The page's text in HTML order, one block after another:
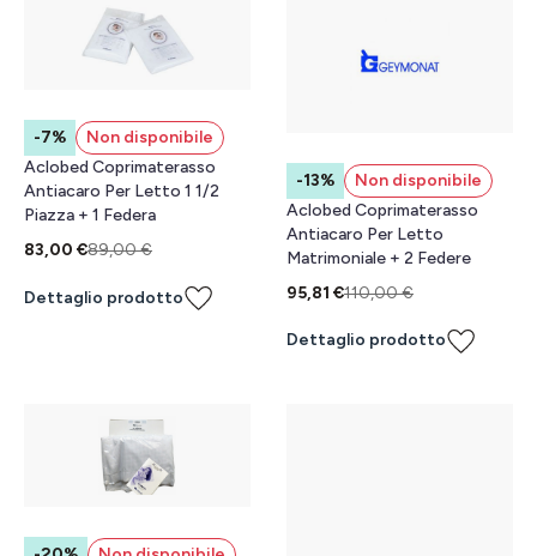
-7%
Non disponibile
Aclobed Coprimaterasso
Antiacaro Per Letto 1 1/2
Piazza + 1 Federa
83,00 €89,00 €
Dettaglio prodotto
-13%
Non disponibile
Aclobed Coprimaterasso
Antiacaro Per Letto
Matrimoniale + 2 Federe
95,81 €110,00 €
Dettaglio prodotto